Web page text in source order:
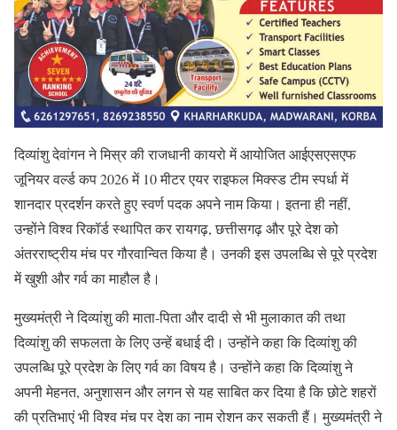
दिव्यांशु देवांगन ने मिस्र की राजधानी कायरो में आयोजित आईएसएसएफ
जूनियर वर्ल्ड कप 2026 में 10 मीटर एयर राइफल मिक्स्ड टीम स्पर्धा में
शानदार प्रदर्शन करते हुए स्वर्ण पदक अपने नाम किया। इतना ही नहीं,
उन्होंने विश्व रिकॉर्ड स्थापित कर रायगढ़, छत्तीसगढ़ और पूरे देश को
अंतरराष्ट्रीय मंच पर गौरवान्वित किया है। उनकी इस उपलब्धि से पूरे प्रदेश
में खुशी और गर्व का माहौल है।
मुख्यमंत्री ने दिव्यांशु की माता-पिता और दादी से भी मुलाकात की तथा
दिव्यांशु की सफलता के लिए उन्हें बधाई दी। उन्होंने कहा कि दिव्यांशु की
उपलब्धि पूरे प्रदेश के लिए गर्व का विषय है। उन्होंने कहा कि दिव्यांशु ने
अपनी मेहनत, अनुशासन और लगन से यह साबित कर दिया है कि छोटे शहरों
की प्रतिभाएं भी विश्व मंच पर देश का नाम रोशन कर सकती हैं। मुख्यमंत्री ने